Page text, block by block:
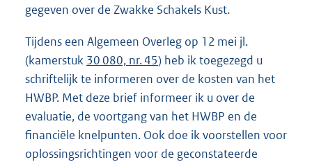
gegeven over de Zwakke Schakels Kust.
Tijdens een Algemeen Overleg op 12 mei jl.
(kamerstuk 30 080, nr. 45) heb ik toegezegd u
schriftelijk te informeren over de kosten van het
HWBP. Met deze brief informeer ik u over de
evaluatie, de voortgang van het HWBP en de
financiële knelpunten. Ook doe ik voorstellen voor
oplossingsrichtingen voor de geconstateerde